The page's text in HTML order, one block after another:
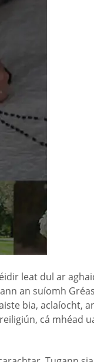
leat dul ar
an suíomh
bia, aclaíocht,
cá mhéad